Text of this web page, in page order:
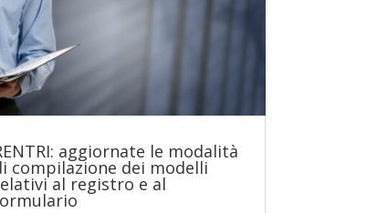
aggiornate le modalità
compilazione dei modelli
al registro e al